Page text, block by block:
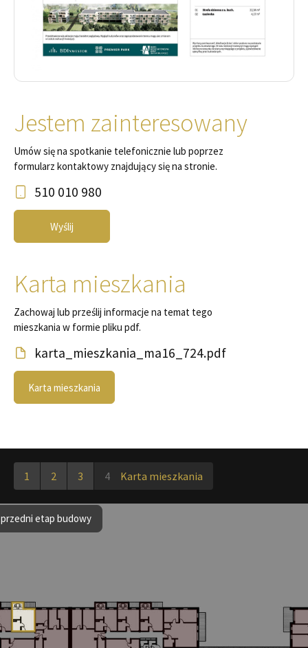
Jestem zainteresowany
Umów się na spotkanie telefonicznie lub poprzez
formularz kontaktowy znajdujący się na stronie.
510 010 980
Wyślij
Karta mieszkania
Zachowaj lub prześlij informacje na temat tego
mieszkania w formie pliku pdf.
karta_mieszkania_ma16_724.pdf
Karta mieszkania
1 2 3 4 Karta mieszkania
etap budowy